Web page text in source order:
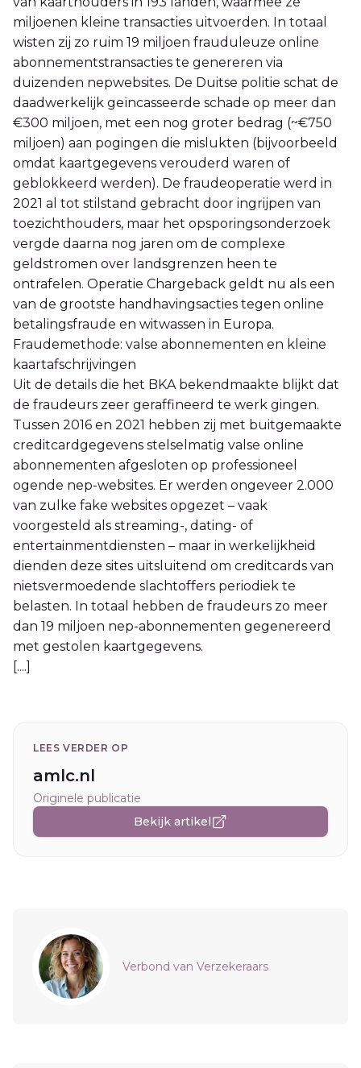
miljoenen kleine transacties uitvoerden. In totaal
wisten zij zo ruim 19 miljoen frauduleuze online
abonnementstransacties te genereren via
duizenden nepwebsites. De Duitse politie schat de
daadwerkelijk geïncasseerde schade op meer dan
€300 miljoen, met een nog groter bedrag (~€750
miljoen) aan pogingen die mislukten (bijvoorbeeld
omdat kaartgegevens verouderd waren of
geblokkeerd werden). De fraudeoperatie werd in
2021 al tot stilstand gebracht door ingrijpen van
toezichthouders, maar het opsporingsonderzoek
vergde daarna nog jaren om de complexe
geldstromen over landsgrenzen heen te
ontrafelen. Operatie Chargeback geldt nu als een
van de grootste handhavingsacties tegen online
betalingsfraude en witwassen in Europa.
Fraudemethode: valse abonnementen en kleine
kaartafschrijvingen
Uit de details die het BKA bekendmaakte blijkt dat
de fraudeurs zeer geraffineerd te werk gingen.
Tussen 2016 en 2021 hebben zij met buitgemaakte
creditcardgegevens stelselmatig valse online
abonnementen afgesloten op professioneel
ogende nep-websites. Er werden ongeveer 2.000
van zulke fake websites opgezet – vaak
voorgesteld als streaming-, dating- of
entertainmentdiensten – maar in werkelijkheid
dienden deze sites uitsluitend om creditcards van
nietsvermoedende slachtoffers periodiek te
belasten. In totaal hebben de fraudeurs zo meer
dan 19 miljoen nep-abonnementen gegenereerd
met gestolen kaartgegevens.
[....]
LEES VERDER OP
amlc.nl
Originele publicatie
Bekijk artikel
Sidebar
Verbond van Verzekeraars